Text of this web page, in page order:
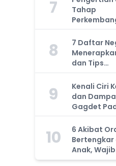
7
Tahap
Anak,
Tahu!
8
7 Daftar
dan Tips
Anak
9
Kenali Ciri
dan
Gagdet
Orang Tua
Tahu!
10
6 Akibat
Bertengkar
Anak, Wajib
Waspada!